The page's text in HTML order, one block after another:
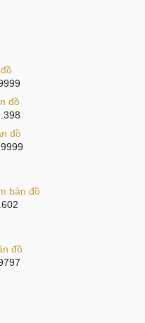
Pad Neo sắp ra mắt của
tối giản nhưng vẫn rất
từ nhựa PC cùng mặt
OPPO có màn hình lớn
đồ
đồ
bản đồ
đồ